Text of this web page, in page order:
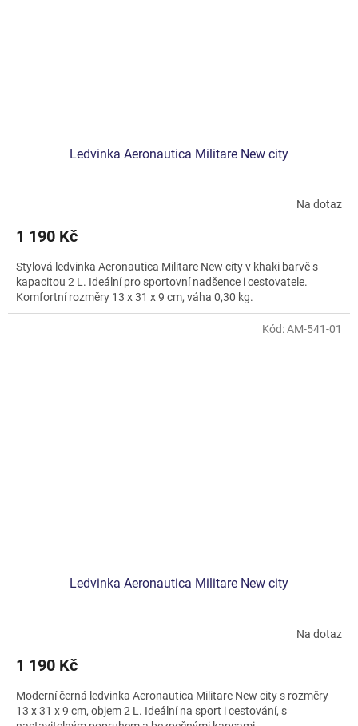
Ledvinka Aeronautica Militare New city
Na dotaz
1 190 Kč
Stylová ledvinka Aeronautica Militare New city v khaki barvě s
kapacitou 2 L. Ideální pro sportovní nadšence i cestovatele.
Komfortní rozměry 13 x 31 x 9 cm, váha 0,30 kg.
Ledvinka Aeronautica Militare New city
Na dotaz
1 190 Kč
Moderní černá ledvinka Aeronautica Militare New city s rozměry
13 x 31 x 9 cm, objem 2 L. Ideální na sport i cestování, s
Kód:AM-541-01